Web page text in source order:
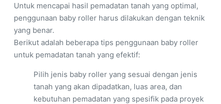
Untuk mencapai hasil pemadatan tanah yang optimal,
penggunaan baby roller harus dilakukan dengan teknik
yang benar.
Berikut adalah beberapa tips penggunaan baby roller
untuk pemadatan tanah yang efektif:
Pilih jenis baby roller yang sesuai dengan jenis
tanah yang akan dipadatkan, luas area, dan
kebutuhan pemadatan yang spesifik pada proyek